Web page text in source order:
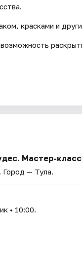
красками и
Мастер-
. Город — Тула.
• 10:00.